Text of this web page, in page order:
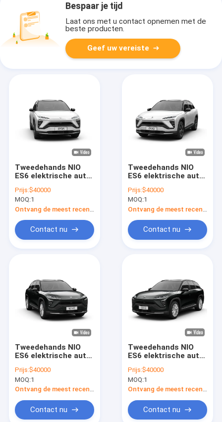
Bespaar je tijd
Laat ons met u contact opnemen met de
beste producten.
Geef uw vereiste
Tweedehands NIO
ES6 elektrische auto
nieuwe energie
elektrische
crossover SUV
Prijs:$40000
MOQ:1
Contact nu
Tweedehands NIO
ES6 elektrische auto
nieuwe energie
elektrische
crossover SUV
Prijs:$40000
MOQ:1
Contact nu
Tweedehands NIO
ES6 elektrische auto
nieuwe energie
elektrische
crossover SUV
Prijs:$40000
MOQ:1
Ontvang de meest recente Prijs
Contact nu
Tweedehands NIO
ES6 elektrische auto
nieuwe energie
elektrische
crossover SUV
Prijs:$40000
MOQ:1
Ontvang de meest recente Prijs
Contact nu